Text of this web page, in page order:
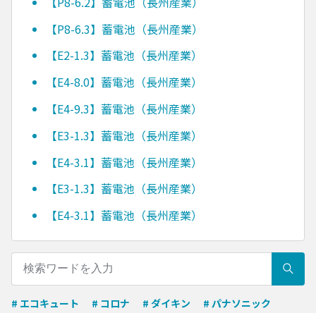
【P8-6.3】蓄電池（長州産業）
【E2-1.3】蓄電池（長州産業）
【E4-8.0】蓄電池（長州産業）
【E4-9.3】蓄電池（長州産業）
【E3-1.3】蓄電池（長州産業）
【E4-3.1】蓄電池（長州産業）
【E3-1.3】蓄電池（長州産業）
【E4-3.1】蓄電池（長州産業）
# エコキュート # コロナ # ダイキン # パナソニック